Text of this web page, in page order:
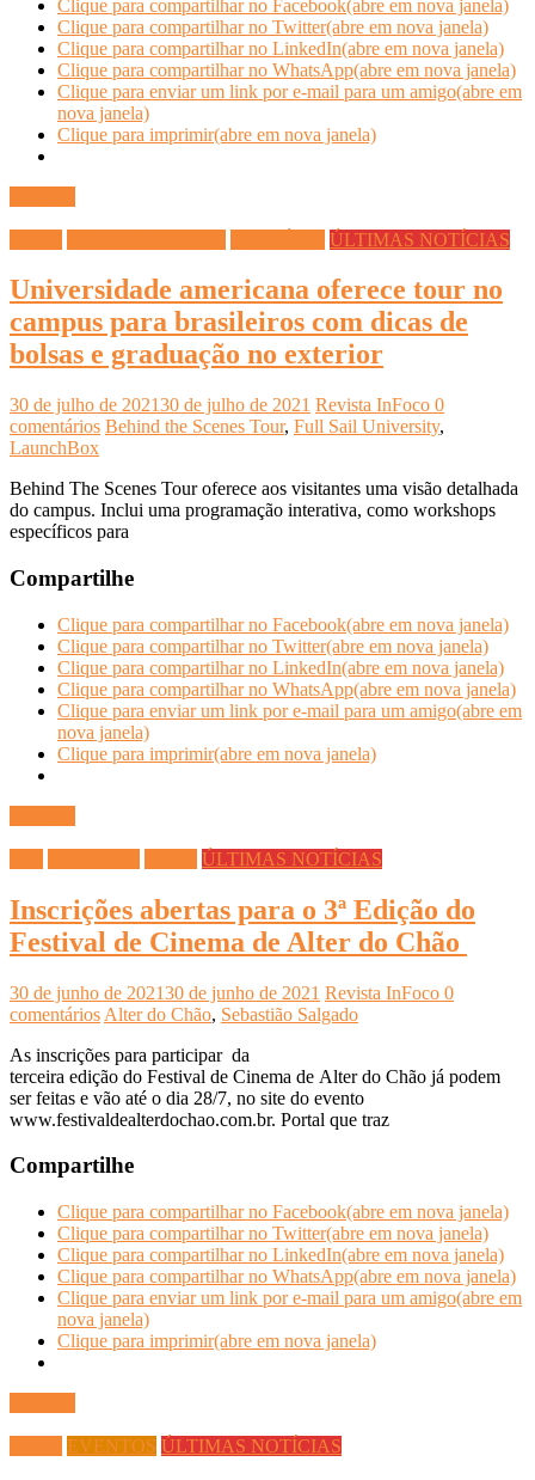
Clique para compartilhar no Facebook(abre em nova janela)
Clique para compartilhar no Twitter(abre em nova janela)
Clique para compartilhar no LinkedIn(abre em nova janela)
Clique para compartilhar no WhatsApp(abre em nova janela)
Clique para enviar um link por e-mail para um amigo(abre em
nova janela)
Clique para imprimir(abre em nova janela)
ÚLTIMAS NOTÍCIAS
Universidade americana oferece tour no
campus para brasileiros com dicas de
bolsas e graduação no exterior
30 de julho de 202130 de julho de 2021 Revista InFoco 0
comentários Behind the Scenes Tour, Full Sail University,
LaunchBox
Behind The Scenes Tour oferece aos visitantes uma visão detalhada
do campus. Inclui uma programação interativa, como workshops
específicos para
Compartilhe
Clique para compartilhar no Facebook(abre em nova janela)
Clique para compartilhar no Twitter(abre em nova janela)
Clique para compartilhar no LinkedIn(abre em nova janela)
Clique para compartilhar no WhatsApp(abre em nova janela)
Clique para enviar um link por e-mail para um amigo(abre em
nova janela)
Clique para imprimir(abre em nova janela)
ÚLTIMAS NOTÍCIAS
Inscrições abertas para o 3ª Edição do
Festival de Cinema de Alter do Chão
30 de junho de 202130 de junho de 2021 Revista InFoco 0
comentários Alter do Chão, Sebastião Salgado
As inscrições para participar da
terceira edição do Festival de Cinema de Alter do Chão já podem
ser feitas e vão até o dia 28/7, no site do evento
www.festivaldealterdochao.com.br. Portal que traz
Compartilhe
Clique para compartilhar no Facebook(abre em nova janela)
Clique para compartilhar no Twitter(abre em nova janela)
Clique para compartilhar no LinkedIn(abre em nova janela)
Clique para compartilhar no WhatsApp(abre em nova janela)
Clique para enviar um link por e-mail para um amigo(abre em
nova janela)
Clique para imprimir(abre em nova janela)
EVENTOS ÚLTIMAS NOTÍCIAS